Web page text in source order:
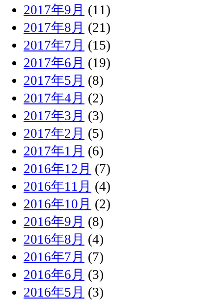
2017年9月 (11)
2017年8月 (21)
2017年7月 (15)
2017年6月 (19)
2017年5月 (8)
2017年4月 (2)
2017年3月 (3)
2017年2月 (5)
2017年1月 (6)
2016年12月 (7)
2016年11月 (4)
2016年10月 (2)
2016年9月 (8)
2016年8月 (4)
2016年7月 (7)
2016年6月 (3)
2016年5月 (3)